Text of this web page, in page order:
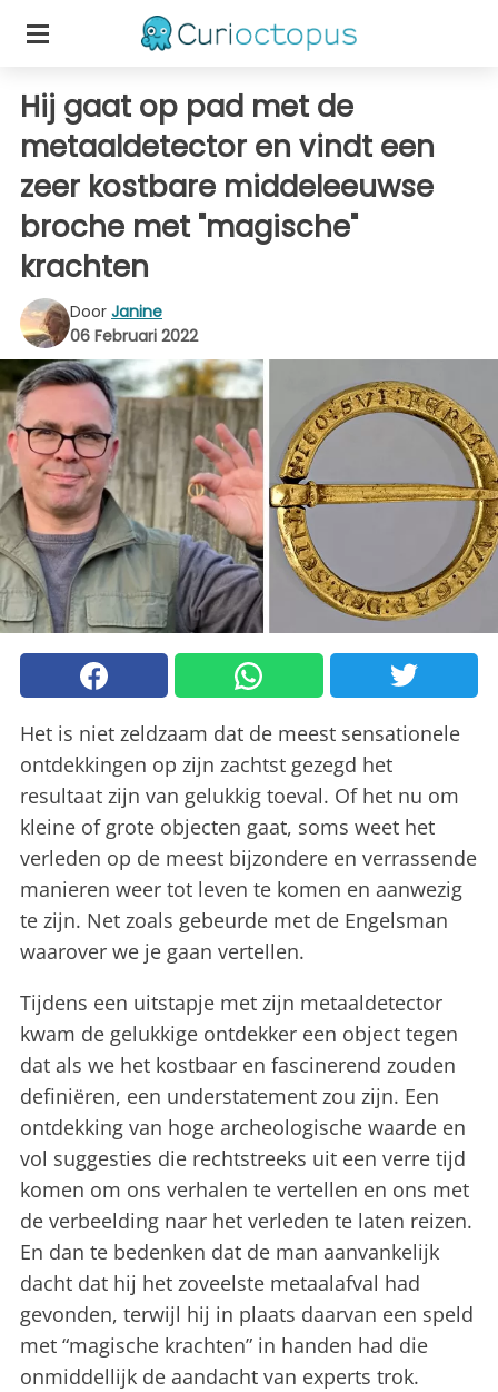
Hij gaat op pad met de
metaaldetector en vindt een
zeer kostbare middeleeuwse
broche met "magische"
krachten
Door Janine
06 Februari 2022
Het is niet zeldzaam dat de meest sensationele
ontdekkingen op zijn zachtst gezegd het
resultaat zijn van gelukkig toeval. Of het nu om
kleine of grote objecten gaat, soms weet het
verleden op de meest bijzondere en verrassende
manieren weer tot leven te komen en aanwezig
te zijn. Net zoals gebeurde met de Engelsman
waarover we je gaan vertellen.
Tijdens een uitstapje met zijn metaaldetector
kwam de gelukkige ontdekker een object tegen
dat als we het kostbaar en fascinerend zouden
definiëren, een understatement zou zijn. Een
ontdekking van hoge archeologische waarde en
vol suggesties die rechtstreeks uit een verre tijd
komen om ons verhalen te vertellen en ons met
de verbeelding naar het verleden te laten reizen.
En dan te bedenken dat de man aanvankelijk
dacht dat hij het zoveelste metaalafval had
gevonden, terwijl hij in plaats daarvan een speld
met “magische krachten” in handen had die
onmiddellijk de aandacht van experts trok.